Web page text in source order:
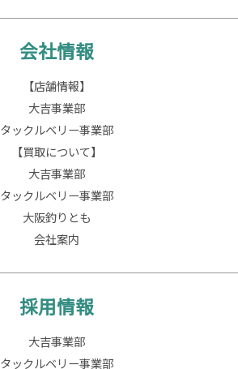
会社情報
【店舗情報】
大吉事業部
タックルベリー事業部
【買取について】
大吉事業部
タックルベリー事業部
大阪釣りとも
会社案内
採用情報
大吉事業部
タックルベリー事業部